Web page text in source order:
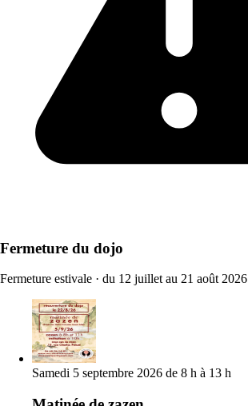
Fermeture du dojo
Fermeture estivale · du 12 juillet au 21 août 2026
Samedi 5 septembre 2026 de 8 h à 13 h